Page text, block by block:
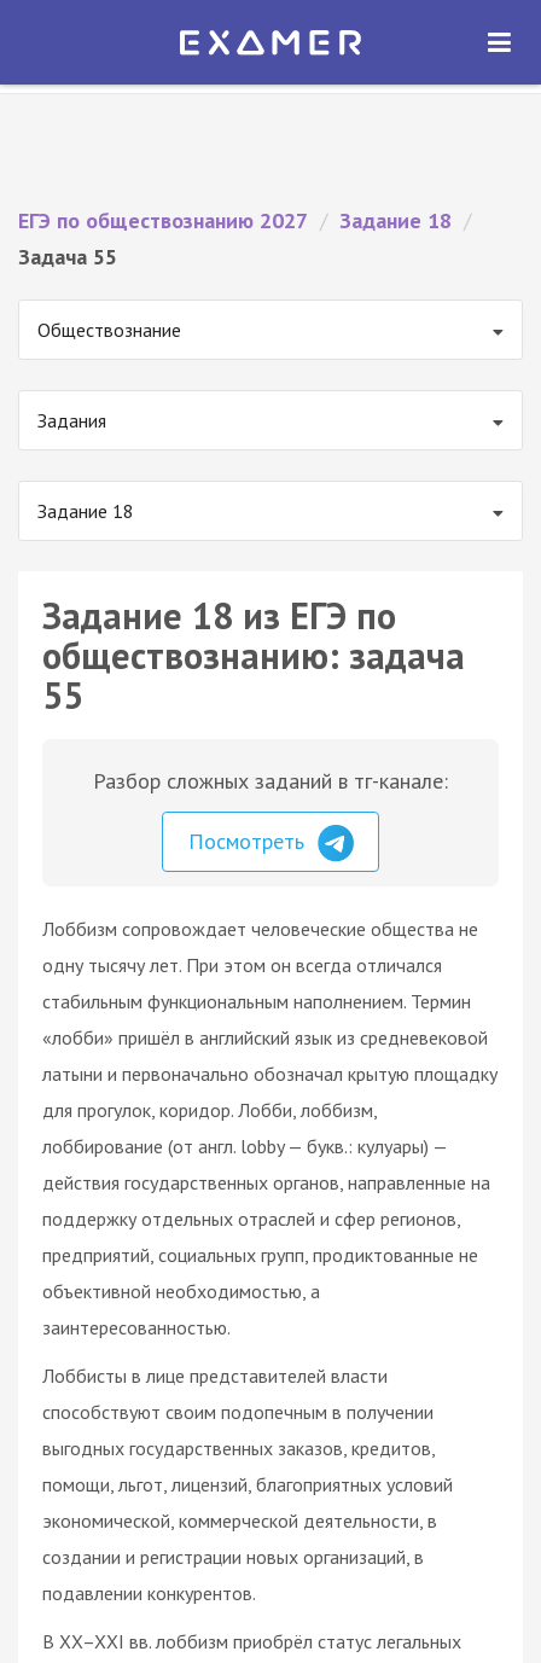
Экзамер — ЕГЭ 2027
ОТКРЫТЬ
ЕГЭ по обществознанию 2027 / Задание 18 /
Задача 55
Обществознание
Задания
Задание 18
Задание 18 из ЕГЭ по
обществознанию: задача
55
Разбор сложных заданий в тг-канале:
Посмотреть
Лоббизм сопровождает человеческие общества не
одну тысячу лет. При этом он всегда отличался
стабильным функциональным наполнением. Термин
«лобби» пришёл в английский язык из средневековой
латыни и первоначально обозначал крытую площадку
для прогулок, коридор. Лобби, лоббизм,
лоббирование (от англ. lobby — букв.: кулуары) —
действия государственных органов, направленные на
поддержку отдельных отраслей и сфер регионов,
предприятий, социальных групп, продиктованные не
объективной необходимостью, а
заинтересованностью.
Лоббисты в лице представителей власти
способствуют своим подопечным в получении
выгодных государственных заказов, кредитов,
помощи, льгот, лицензий, благоприятных условий
экономической, коммерческой деятельности, в
создании и регистрации новых организаций, в
подавлении конкурентов.
В XX–XXI вв. лоббизм приобрёл статус легальных